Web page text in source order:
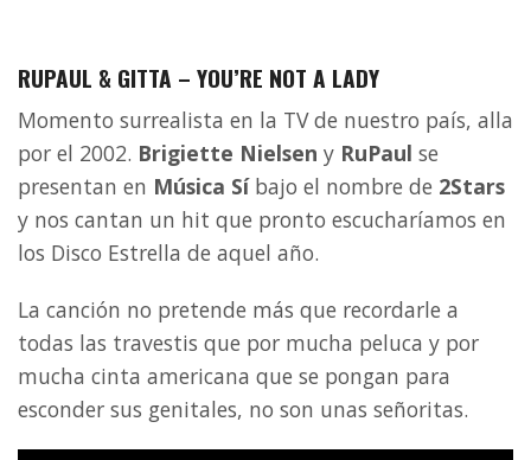
RUPAUL & GITTA – YOU’RE NOT A LADY
Momento surrealista en la TV de nuestro país, alla
por el 2002. Brigiette Nielsen y RuPaul se
presentan en Música Síbajo el nombre de 2Stars
y nos cantan un hit que pronto escucharíamos en
los Disco Estrella de aquel año.
La canción no pretende más que recordarle a
todas las travestis que por mucha peluca y por
mucha cinta americana que se pongan para
esconder sus genitales, no son unas señoritas.